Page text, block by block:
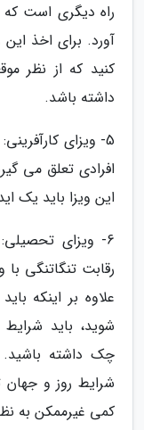
راه دیگری است
آورد. برای اخذ
کنید که از نظر
داشته باشد.
5- ویزای
افرادی تعلق می
این ویزا باید یک
6- ویزای
رقابت تنگاتنگی با
علاوه بر اینکه
شوید، باید
چک داشته
کمی غیرممکن به